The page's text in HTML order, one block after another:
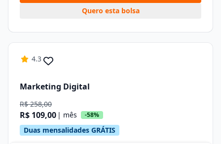
Quero esta bolsa
4.3
Marketing Digital
R$ 258,00
R$ 109,00 | mês -58%
Duas mensalidades GRÁTIS